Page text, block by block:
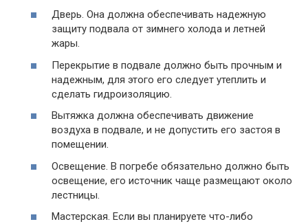
Дверь. Она должна обеспечивать надежную
защиту подвала от зимнего холода и летней
жары.
Перекрытие в подвале должно быть прочным и
надежным, для этого его следует утеплить и
сделать гидроизоляцию.
Вытяжка должна обеспечивать движение
воздуха в подвале, и не допустить его застоя в
помещении.
Освещение. В погребе обязательно должно быть
освещение, его источник чаще размещают около
лестницы.
Мастерская. Если вы планируете что-либо